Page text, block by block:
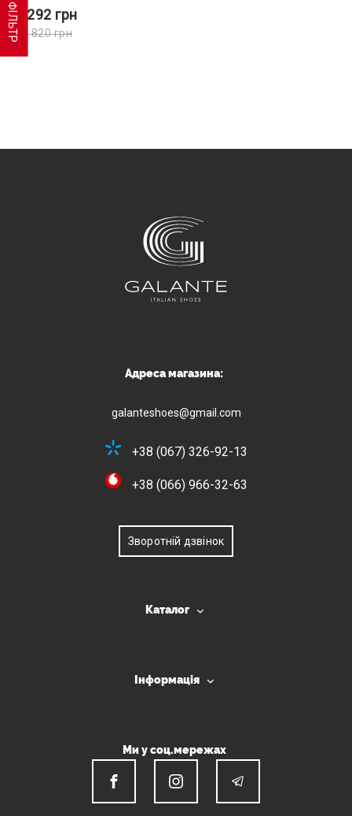
ФІЛЬТР8 292 грн
13 820грн
Адреса магазина:
galanteshoes@gmail.com
+38 (067) 326-92-13
+38 (066) 966-32-63
Зворотній дзвінок
Каталог
Інформація
Ми у соц.мережах